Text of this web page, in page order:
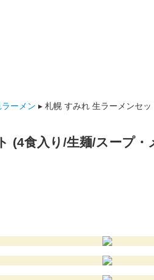
ーメン ▸ 札幌 すみれ 生ラーメンセ
(4食入り/生麺/スープ